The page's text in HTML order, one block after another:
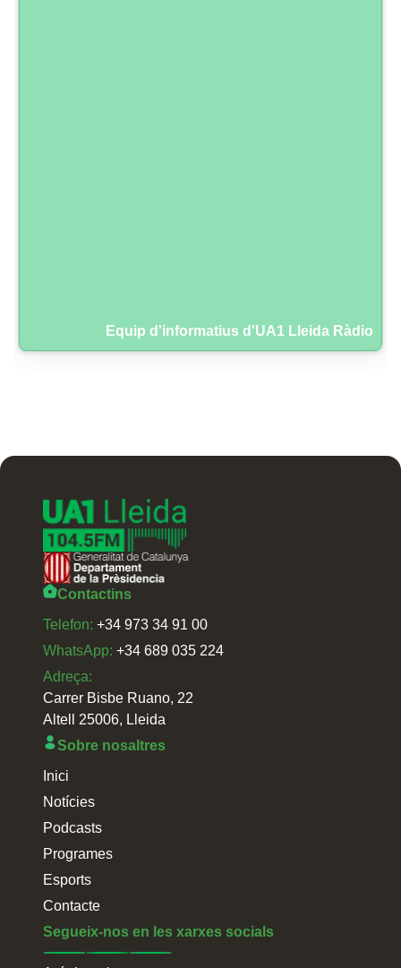
Equip d'informatius d'UA1 Lleida Ràdio
Contactins
Telefon: +34 973 34 91 00
WhatsApp: +34 689 035 224
Adreça:
Carrer Bisbe Ruano, 22
Altell 25006, Lleida
Sobre nosaltres
Inici
Notícies
Podcasts
Programes
Esports
Contacte
Segueix-nos en les xarxes socials